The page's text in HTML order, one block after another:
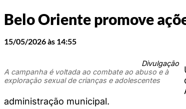
Belo Oriente promove
15/05/2026 às 14:55
Divulgação
A campanha é voltada ao combate ao abuso e à
exploração sexual de crianças e adolescentes
administração municipal.